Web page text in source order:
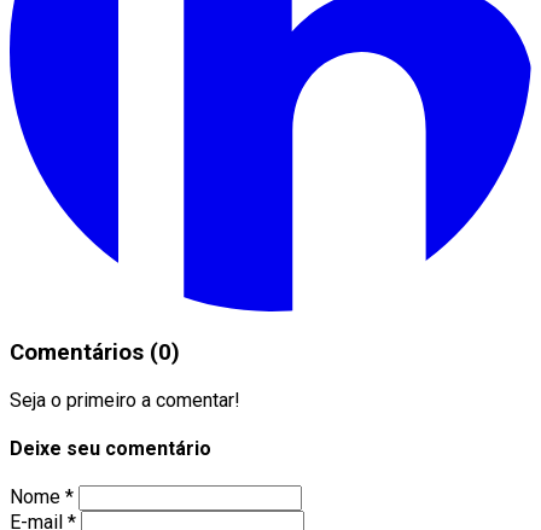
Comentários (0)
Seja o primeiro a comentar!
Deixe seu comentário
Nome *
E-mail *